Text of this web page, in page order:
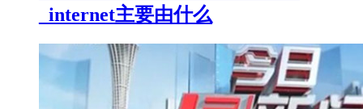
_internet主要由什么